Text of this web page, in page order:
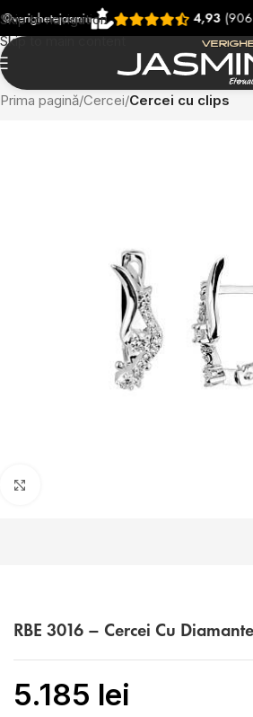
Skip to navigation
Skip to main content
4,93(906
Prima pagină Cercei Cercei cu clips
RBE 3016 – Cercei Cu
5.185 lei